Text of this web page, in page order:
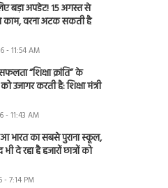
बड़ा अपडेट! 15 अगस्त से
वरना अटक सकती है
- 11:54 AM
“शिक्षा क्रांति” के
उजागर करती है: शिक्षा मंत्री
- 11:43 AM
भारत का सबसे पुराना स्कूल,
दे रहा है हजारों छात्रों को
- 7:14 PM